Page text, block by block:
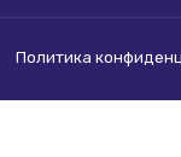
Политика